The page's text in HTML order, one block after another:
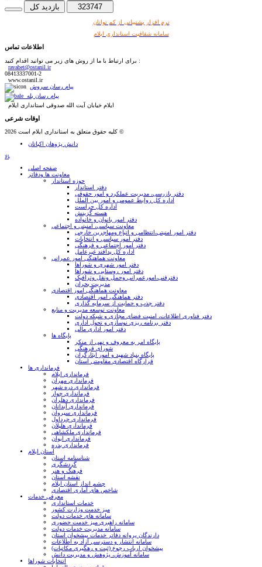
بازدید کل
323747
نرم افز ار پشتیبانی از کم توانان
سامانه شفافیت استانداری ایلام
اطلاعات تماس
برای ارتباط با ما از روش های زیر می توانید اقدام کنید :
ravabet@ostanil.ir
08413337001-2
www.ostanil.ir
پیام رسان سروش
پیام رسان بله
ایلام خیابان آیت الله صدوقی استانداری ایلام
اوقات شرعی
کلیه حقوق متعلق به استانداری ایلام است 2026 ©
دانش پژوهان اکباتان
بالا
صفحه اصلی
معاونت ها ودفاتر
حوزه استاندار
دفتر استاندار
دفتر بازرسی، مدیریت عملکرد و امور حقوقی
اداره کل روابط عمومی و امور بین الملل
اداره کل حراست
هسته گزینش
دفتر امور بانوان و خانواده
معاونت سیاسی، امنیتی و اجتماعی
دفتر امور امنيتی،انتظامی و اتباع ومهاجرین خارجی
دفتر امور سیاسی و انتخابات
دفتر امور اجتماعی و فرهنگی
اداره کل پدافند غیرعامل
معاونت هماهنگی امور عمرانی
دفتر امور شهری و شوراها
دفتر امور روستایی و شوراها
دفترفنی،امورعمرانی وحمل ونقل وترافيک
مدیریت بحران
معاونت هماهنگی امور اقتصادی
دفتر هماهنگی امور اقتصادی
دفتر جذب و حمایت از سرمایه گذاری
معاونت توسعه مدیریت و منابع
دفتر فناوری اطلاعات، امنیت فضای مجازی و شبکه دولت
دفتر برنامه ریزی نوسازی و تحول اداری
دفتر امور اداری مالی
پایگاه ها
پایگاه امر به معروف و نهی از منکر
شورای فرهنگی
پایگاه بنیاد شهید و امور ایثارگران
قرارگاه اقتصادی مقاومتی استان
فرمانداری ها
فرمانداری ایلام
فرمانداری مهران
فرمانداری دره شهر
فرمانداری چوار
فرمانداری دهلران
فرمانداری آبدانان
فرمانداری سیروان
فرمانداری چرداول
فرمانداری هلیلان
فرمانداری ملکشاهی
فرمانداری ایوان
فرمانداری بدره
استان ایلام
شناسنامه استان
گردشگری
فرهنگ و هنر
نقشه استان
چشم انداز استان ایلام
شاخص های آماری اقتصادی
معرفی خدمات
خدمات استانداری
میز خدمت وزارت کشور
سامانه های خدمات دولت
سامانه راهبری میز خدمت حضوری
سامانه مدیریت خدمات دولت
دارندگان پروانه دفاتر خدمات پیشخوان استان
سامانه انتشار و دسترسی آزاد به اطلاعات
پیشخوان ارباب رجوع (ثبت و رهگیری مکاتبات)
سامانه آموزش، پژوهش و مدیریت دانش
انتخابات شوراها